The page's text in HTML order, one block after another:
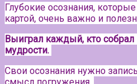
Глубокие осознания,
картой, очень важно и
Выиграл каждый, кто
мудрости.
Свои осознания нужно
смысл погружения.